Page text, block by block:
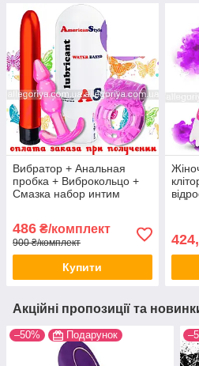
Вибратор + Анальная
пробка + Виброкольцо +
Смазка набор интим
486 ₴/комплект
900 ₴/комплект
Купити
Акційні пропозиції та
–50% Подарунок